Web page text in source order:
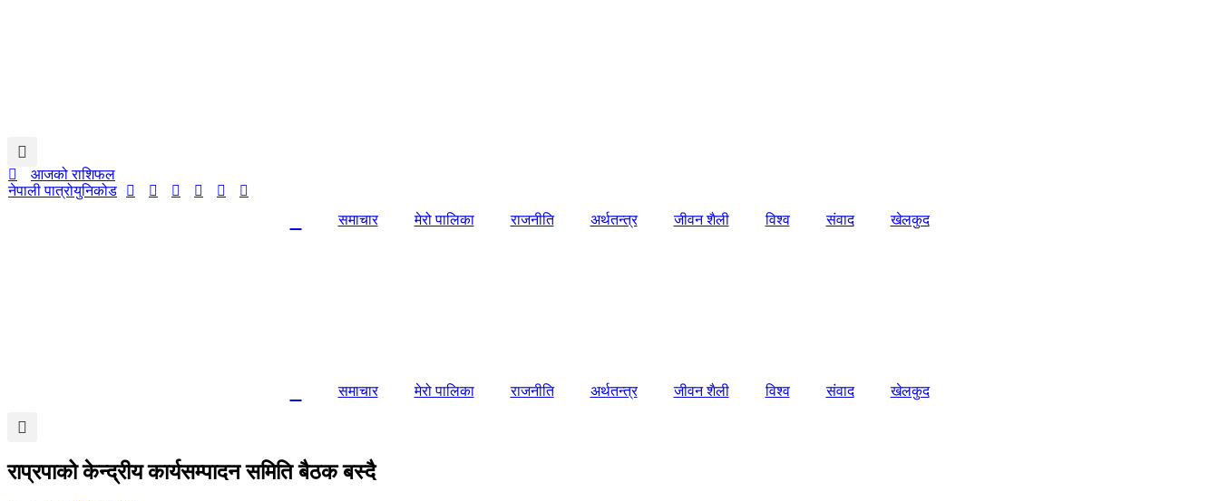
आजको राशिफल
नेपाली पात्रोयुनिकोड
समाचार
मेरो पालिका राजनीति अर्थतन्त्र जीवन शैली विश्व संवाद खेलकुद
समाचार मेरो पालिका राजनीति अर्थतन्त्र जीवन शैली विश्व संवाद खेलकुद
राप्रपाको केन्द्रीय कार्यसम्पादन समिति बैठक बस्दै